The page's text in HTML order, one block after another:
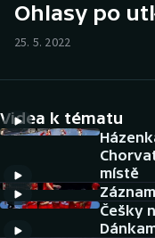
ME v plavání
Fotbal
Hokej
DALŠÍ SPORTY
Ohlasy po
25. 5. 2022
Videa k tématu
místě
Češky